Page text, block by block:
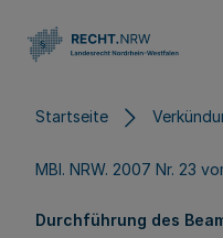
Startseite
MBl. NRW. 2007 Nr. 23
Durchführung des